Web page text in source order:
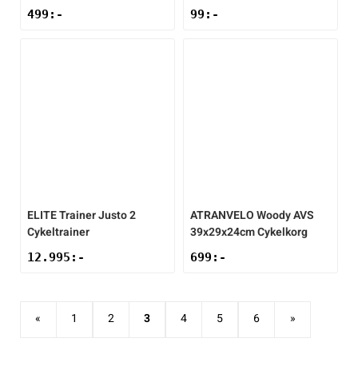
499 :- 99 :-
ELITETrainer Justo 2
Cykeltrainer
12.995 :-
ATRANVELOWoody AVS
39x29x24cm Cykelkorg
699 :-
« 1 2 3 4 5 6 »